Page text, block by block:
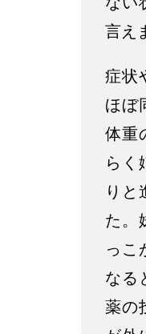
ない
言え
症状
ほぼ
体重
らく
りと
た。
っこ
なる
薬の